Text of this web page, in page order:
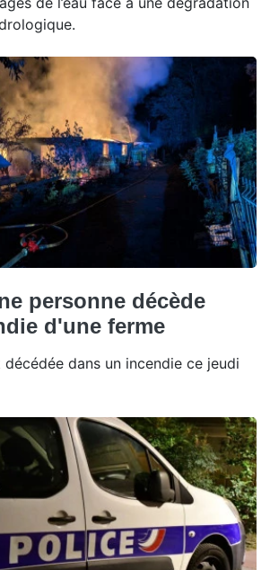
personne décède
d'une ferme
décédée dans un incendie ce jeudi